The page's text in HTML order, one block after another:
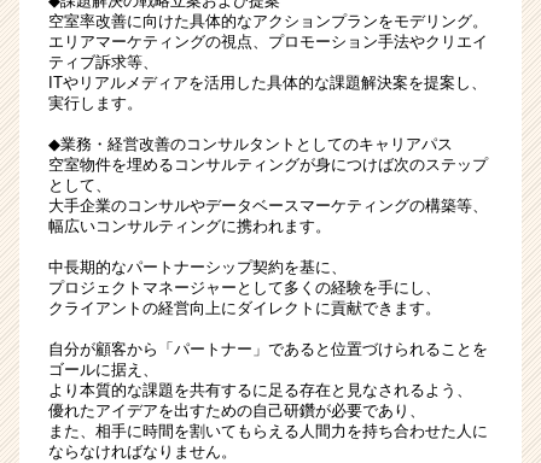
空室率改善に向けた具体的なアクションプランをモデリング。
エリアマーケティングの視点、プロモーション手法やクリエイ
ティブ訴求等、
ITやリアルメディアを活用した具体的な課題解決案を提案し、
実行します。
◆業務・経営改善のコンサルタントとしてのキャリアパス
空室物件を埋めるコンサルティングが身につけば次のステップ
として、
大手企業のコンサルやデータベースマーケティングの構築等、
幅広いコンサルティングに携われます。
中長期的なパートナーシップ契約を基に、
プロジェクトマネージャーとして多くの経験を手にし、
クライアントの経営向上にダイレクトに貢献できます。
自分が顧客から「パートナー」であると位置づけられることを
ゴールに据え、
より本質的な課題を共有するに足る存在と見なされるよう、
優れたアイデアを出すための自己研鑽が必要であり、
また、相手に時間を割いてもらえる人間力を持ち合わせた人に
ならなければなりません。